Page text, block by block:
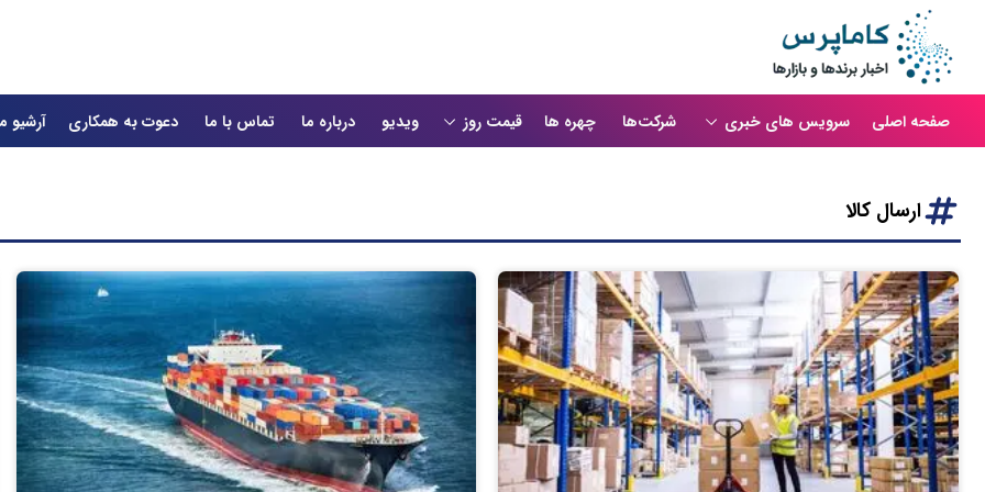
صفحه اصلی سرویس های خبری شرکت‌ها چهره ها قیمت روز ویدیو درباره ما تماس با ما دعوت به همکاری آرشیو
ارسال کالا